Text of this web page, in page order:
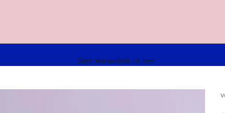
Dein Warenkorb ist leer